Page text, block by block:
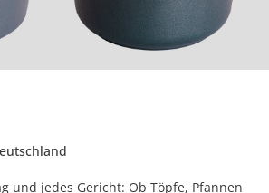
und jedes Gericht: Ob Töpfe, Pfannen